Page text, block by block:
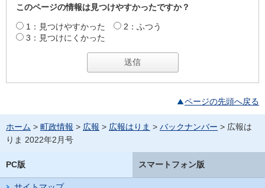
このページの情報は見つけやすかったですか？
1：見つけやすかった
2：ふつう
3：見つけにくかった
ページの先頭へ戻る
ホーム > 町政情報 > 広報 > 広報はりま > バックナンバー > 広報は
りま 2022年2月号
PC版 スマートフォン版